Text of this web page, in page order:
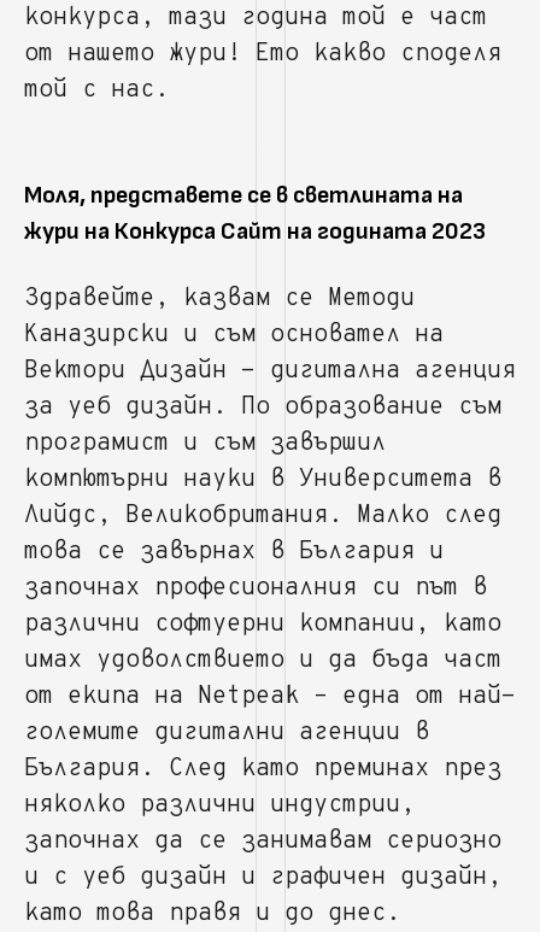
конкурса, тази година той е част
от нашето жури! Ето какво споделя
той с нас.
Моля, представете се в светлината на
жури на Конкурса Сайт на годината 2023
Здравейте, казвам се Методи
Каназирски и съм основател на
Вектори Дизайн - дигитална агенция
за уеб дизайн. По образование съм
програмист и съм завършил
компютърни науки в Университета в
Лийдс, Великобритания. Малко след
това се завърнах в България и
започнах професионалния си път в
различни софтуерни компании, като
имах удоволствието и да бъда част
от екипа на Netpeak – една от най-
големите дигитални агенции в
България. След като преминах през
няколко различни индустрии,
започнах да се занимавам сериозно
и с уеб дизайн и графичен дизайн,
като това правя и до днес.